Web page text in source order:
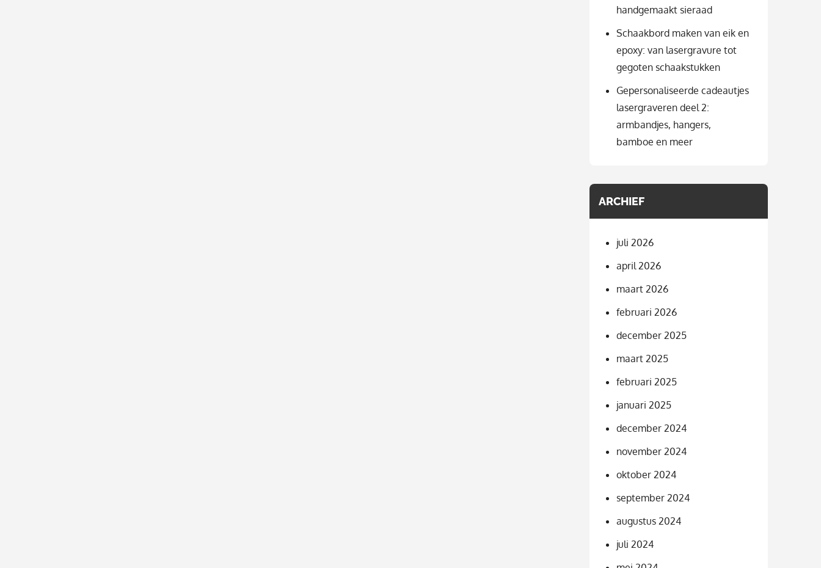
handgemaakt sieraad
Schaakbord maken van eik en
epoxy: van lasergravure tot
gegoten schaakstukken
Gepersonaliseerde cadeautjes
lasergraveren deel 2:
armbandjes, hangers,
bamboe en meer
ARCHIEF
juli 2026
april 2026
maart 2026
februari 2026
december 2025
maart 2025
februari 2025
januari 2025
december 2024
november 2024
oktober 2024
september 2024
augustus 2024
juli 2024